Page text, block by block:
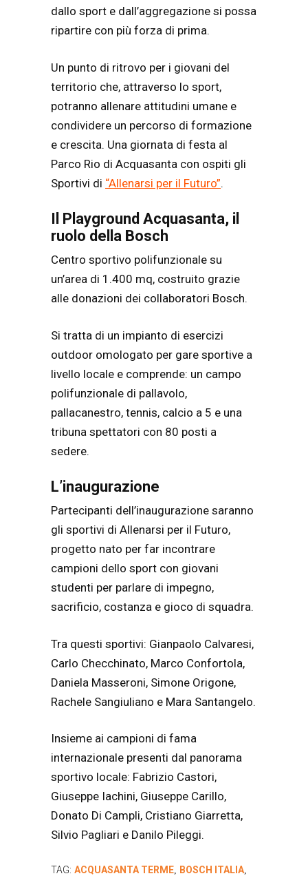
dallo sport e dall’aggregazione si possa
ripartire con più forza di prima.
Un punto di ritrovo per i giovani del
territorio che, attraverso lo sport,
potranno allenare attitudini umane e
condividere un percorso di formazione
e crescita. Una giornata di festa al
Parco Rio di Acquasanta con ospiti gli
Sportivi di “Allenarsi per il Futuro”.
Il Playground Acquasanta, il
ruolo della Bosch
Centro sportivo polifunzionale su
un’area di 1.400 mq, costruito grazie
alle donazioni dei collaboratori Bosch.
Si tratta di un impianto di esercizi
outdoor omologato per gare sportive a
livello locale e comprende: un campo
polifunzionale di pallavolo,
pallacanestro, tennis, calcio a 5 e una
tribuna spettatori con 80 posti a
sedere.
L’inaugurazione
Partecipanti dell’inaugurazione saranno
gli sportivi di Allenarsi per il Futuro,
progetto nato per far incontrare
campioni dello sport con giovani
studenti per parlare di impegno,
sacrificio, costanza e gioco di squadra.
Tra questi sportivi: Gianpaolo Calvaresi,
Carlo Checchinato, Marco Confortola,
Daniela Masseroni, Simone Origone,
Rachele Sangiuliano e Mara Santangelo.
Insieme ai campioni di fama
internazionale presenti dal panorama
sportivo locale: Fabrizio Castori,
Giuseppe Iachini, Giuseppe Carillo,
Donato Di Campli, Cristiano Giarretta,
Silvio Pagliari e Danilo Pileggi.
TAG: ACQUASANTA TERME BOSCH ITALIA